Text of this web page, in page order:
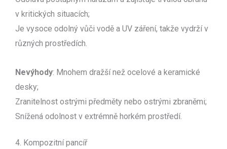
v kritických situacích;
Je vysoce odolný vůči vodě a UV záření, takže vydrží v
různých prostředích.
Nevýhody: Mnohem dražší než ocelové a keramické
desky;
Zranitelnost ostrými předměty nebo ostrými zbraněmi;
Snížená odolnost v extrémně horkém prostředí.
4. Kompozitní pancíř